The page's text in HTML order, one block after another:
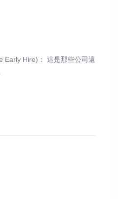
Early Hire)： 這是那些公司還